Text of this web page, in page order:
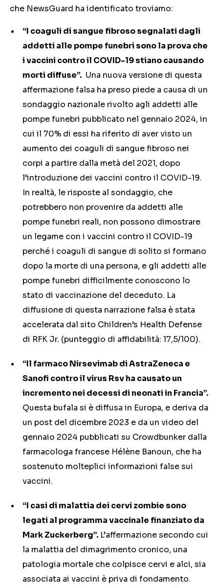
che NewsGuard ha identificato troviamo:
“I coaguli di sangue fibroso segnalati dagli
addetti alle pompe funebri sono la prova che
i vaccini contro il COVID-19 stiano causando
morti diffuse”. Una nuova versione di questa
affermazione falsa ha preso piede a causa di un
sondaggio nazionale rivolto agli addetti alle
pompe funebri pubblicato nel gennaio 2024, in
cui il 70% di essi ha riferito di aver visto un
aumento dei coaguli di sangue fibroso nei
corpi a partire dalla metà del 2021, dopo
l’introduzione dei vaccini contro il COVID-19.
In realtà, le risposte al sondaggio, che
potrebbero non provenire da addetti alle
pompe funebri reali, non possono dimostrare
un legame con i vaccini contro il COVID-19
perché i coaguli di sangue di solito si formano
dopo la morte di una persona, e gli addetti alle
pompe funebri difficilmente conoscono lo
stato di vaccinazione del deceduto. La
diffusione di questa narrazione falsa è stata
accelerata dal sito Children’s Health Defense
di RFK Jr. (punteggio di affidabilità: 17,5/100).
“Il farmaco Nirsevimab di AstraZeneca e
Sanofi contro il virus Rsv ha causato un
incremento nei decessi di neonati in Francia”.
Questa bufala si è diffusa in Europa, e deriva da
un post del dicembre 2023 e da un video del
gennaio 2024 pubblicati su Crowdbunker dalla
farmacologa francese Hélène Banoun, che ha
sostenuto molteplici informazioni false sui
vaccini.
“I casi di malattia dei cervi zombie sono
legati al programma vaccinale finanziato da
Mark Zuckerberg”. L’affermazione secondo cui
la malattia del dimagrimento cronico, una
patologia mortale che colpisce cervi e alci, sia
associata ai vaccini è priva di fondamento.